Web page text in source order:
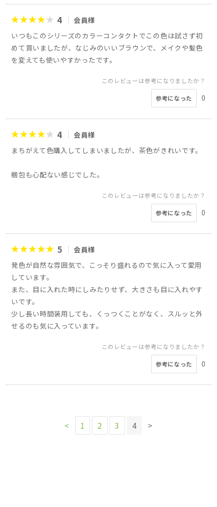
4
会員様
いつもこのシリーズのカラーコンタクトでこの色は試さず初
めて買いましたが、なじみのいいブラウンで、メイクや髪色
を変えても使いやすかったです。
このレビューは参考になりましたか？
参考になった 0
4
会員様
まちがえて色購入してしまいましたが、茶色がきれいです。
梱包も心配ない感じでした。
このレビューは参考になりましたか？
参考になった 0
5
会員様
発色が自然な雰囲気で、こっそり盛れるので気に入って愛用
しています。
また、目に入れた時にしみたりせず、大きさも目に入れやす
いです。
少し長い時間装用しても、くっつくことがなく、スルッと外
せるのも気に入っています。
このレビューは参考になりましたか？
参考になった 0
< 1 2 3 4 >